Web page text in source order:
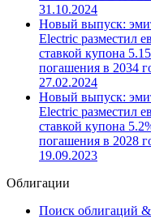
31.10.2024
Новый выпуск:
Electric разместил
ставкой купона
погашения в 2034
27.02.2024
Новый выпуск:
Electric разместил
ставкой купона
погашения в 2028
19.09.2023
Облигации
Поиск облигаций